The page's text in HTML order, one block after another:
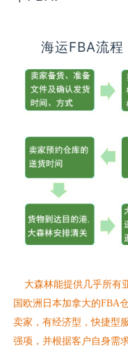
海运FBA流程
大森林能提供几乎所有
国欧洲日本加拿大的FBA
卖家，有经济型，快捷型
强项，并根据客户自身需